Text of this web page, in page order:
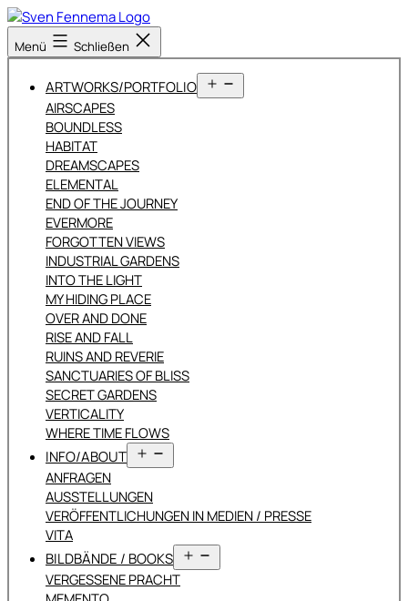
Zum
Inhalt
springen
Sven
Fennema
Menü Schließen
ARTWORKS/PORTFOLIO
öffnen
AIRSCAPES
BOUNDLESS
HABITAT
DREAMSCAPES
ELEMENTAL
END OF THE JOURNEY
EVERMORE
FORGOTTEN VIEWS
INDUSTRIAL GARDENS
INTO THE LIGHT
MY HIDING PLACE
OVER AND DONE
RISE AND FALL
RUINS AND REVERIE
SANCTUARIES OF BLISS
SECRET GARDENS
VERTICALITY
WHERE TIME FLOWS
INFO/ABOUT
öffnen
ANFRAGEN
AUSSTELLUNGEN
VERÖFFENTLICHUNGEN IN MEDIEN / PRESSE
VITA
BILDBÄNDE / BOOKS
öffnen
VERGESSENE PRACHT